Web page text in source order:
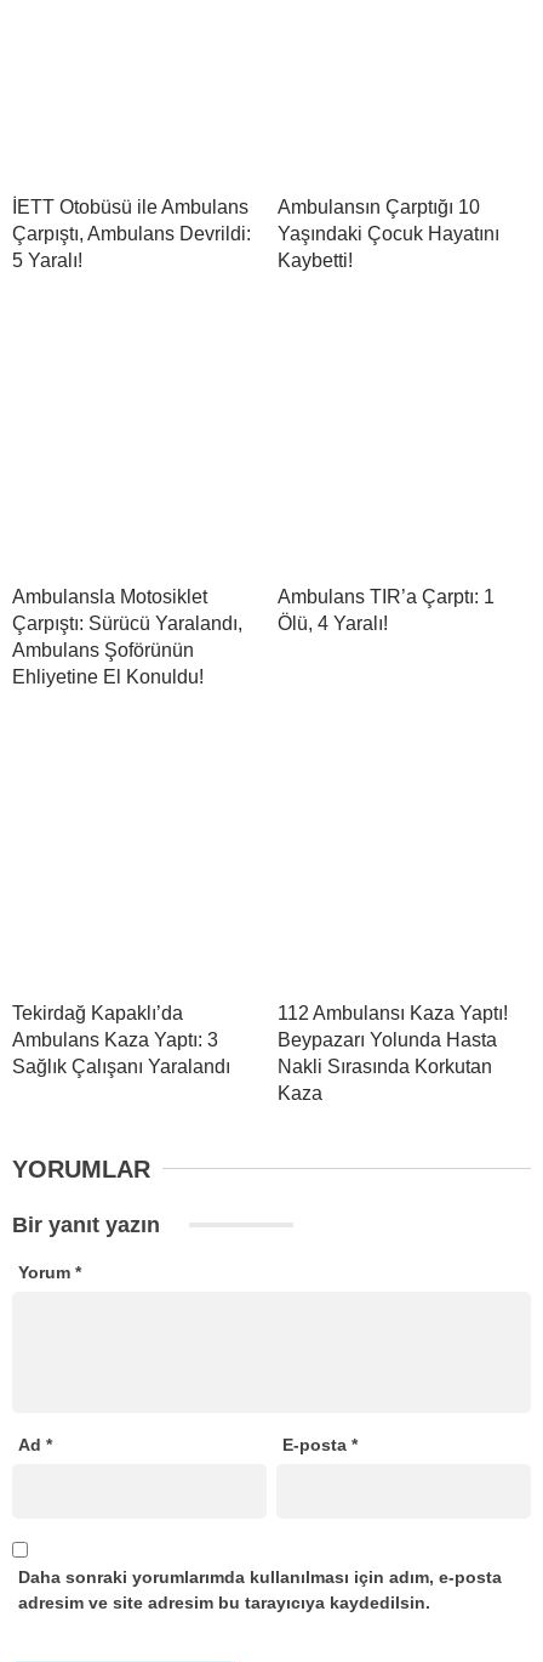
İETT Otobüsü ile Ambulans
Çarpıştı, Ambulans Devrildi:
5 Yaralı!
Ambulansın Çarptığı 10
Yaşındaki Çocuk Hayatını
Kaybetti!
Ambulansla Motosiklet
Çarpıştı: Sürücü Yaralandı,
Ambulans Şoförünün
Ehliyetine El Konuldu!
Ambulans TIR’a Çarptı: 1
Ölü, 4 Yaralı!
Tekirdağ Kapaklı’da
Ambulans Kaza Yaptı: 3
Sağlık Çalışanı Yaralandı
112 Ambulansı Kaza Yaptı!
Beypazarı Yolunda Hasta
Nakli Sırasında Korkutan
Kaza
YORUMLAR
Bir yanıt yazın
Yorum *
Ad * E-posta*
Daha sonraki yorumlarımda kullanılması için adım, e-posta
adresim ve site adresim bu tarayıcıya kaydedilsin.